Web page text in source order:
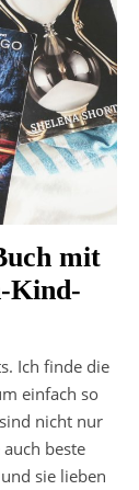
mit
Kind-
Ich finde die
einfach so
nicht nur
beste
sie lieben